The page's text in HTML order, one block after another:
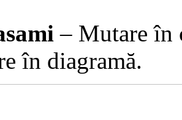
– Mutare în
în diagramă.